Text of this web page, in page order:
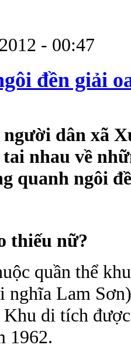
- 00:47
đền giải
dân xã
nhau về
quanh ngôi
thiếu nữ?
quần thể
nghĩa Lam
di tích
1962.